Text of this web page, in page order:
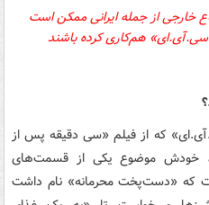
خارجی از جمله ایرانی ممکن است
سی.‌آی.ای» هم‌کاری کرده باشند
که از فیلم «سی دقیقه پس از
خودش موضوع یکی از قسمت‌های
که «دست‌پخت محرمانه» نام داشت